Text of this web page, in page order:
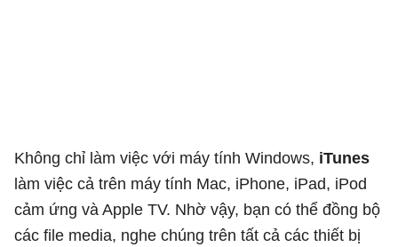
Không chỉ làm việc với máy tính Windows, iTunes
làm việc cả trên máy tính Mac, iPhone, iPad, iPod
cảm ứng và Apple TV. Nhờ vậy, bạn có thể đồng bộ
các file media, nghe chúng trên tất cả các thiết bị